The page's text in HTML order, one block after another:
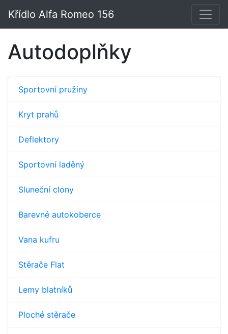
Křídlo Alfa Romeo 156
Autodoplňky
Sportovní pružiny
Kryt prahů
Deflektory
Sportovní laděný
Sluneční clony
Barevné autokoberce
Vana kufru
Stěrače Flat
Lemy blatníků
Ploché stěrače